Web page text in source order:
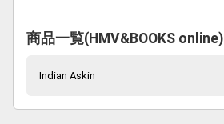
商品一覧(HMV&BOOKS online)
Indian Askin